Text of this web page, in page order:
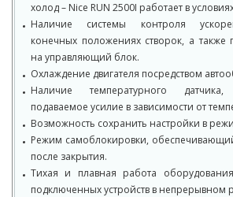
холод – Nice RUN 2500I работает в
Наличие системы контроля
конечных положениях створок, а также
на управляющий блок.
Охлаждение двигателя посредством
Наличие температурного датчика,
подаваемое усилие в зависимости от
Возможность сохранить настройки в
Режим самоблокировки,
после закрытия.
Тихая и плавная работа
подключенных устройств в непрерывном